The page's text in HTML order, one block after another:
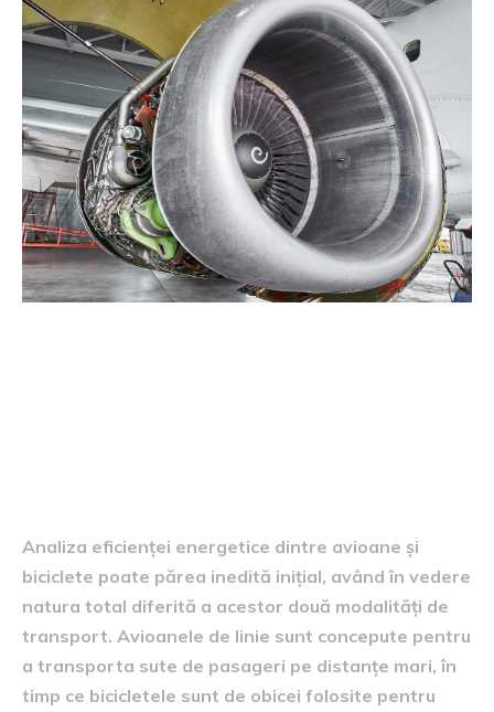
Analiza eficienței energetice dintre avioane și
biciclete poate părea inedită inițial, având în vedere
natura total diferită a acestor două modalități de
transport. Avioanele de linie sunt concepute pentru
a transporta sute de pasageri pe distanțe mari, în
timp ce bicicletele sunt de obicei folosite pentru